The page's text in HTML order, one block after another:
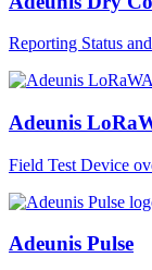
Reporting Status
Adeunis
Field Test Device
Adeunis Pulse